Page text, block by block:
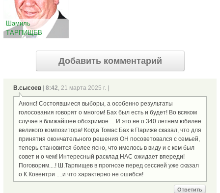
Шамиль
ТАРПИЩЕВ
Добавить комментарий
В.сысоев 8:42, 21 марта 2025 г. |
Анонс! Состоявшиеся выборы, а особенно результаты
голосования говорят о многом! Бах был есть и будет! Во всяком
случае в ближайшее обозримое ....И это не о 340 летнем юбилее
великого композитора! Когда Томас Бах в Париже сказал, что для
принятия окончательного решения ОН посоветовался с семьей,
теперь становится более ясно, что имелось в виду и с кем был
совет и о чем! Интересный расклад НАС ожидает впереди!
Поговорим....! Ш.Тарпищев в прогнозе перед сессией уже сказал
о К.Ковентри ....и что характерно не ошибся!
Ответить